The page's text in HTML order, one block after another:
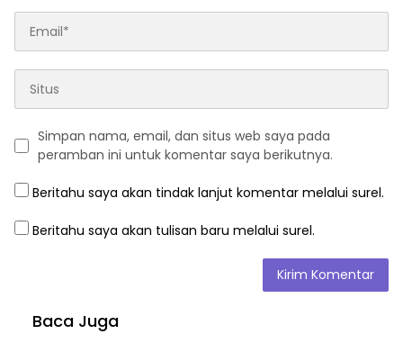
Simpan nama, email, dan situs web saya pada
peramban ini untuk komentar saya berikutnya.
Beritahu saya akan tindak lanjut komentar melalui surel.
Beritahu saya akan tulisan baru melalui surel.
Baca Juga